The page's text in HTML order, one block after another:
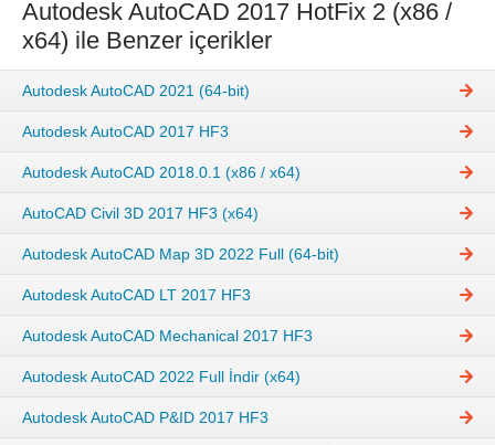
Autodesk AutoCAD 2017 HotFix 2 (x86 /
x64) ile Benzer içerikler
Autodesk AutoCAD 2021 (64-bit)
Autodesk AutoCAD 2017 HF3
Autodesk AutoCAD 2018.0.1 (x86 / x64)
AutoCAD Civil 3D 2017 HF3 (x64)
Autodesk AutoCAD Map 3D 2022 Full (64-bit)
Autodesk AutoCAD LT 2017 HF3
Autodesk AutoCAD Mechanical 2017 HF3
Autodesk AutoCAD 2022 Full İndir (x64)
Autodesk AutoCAD P&ID 2017 HF3